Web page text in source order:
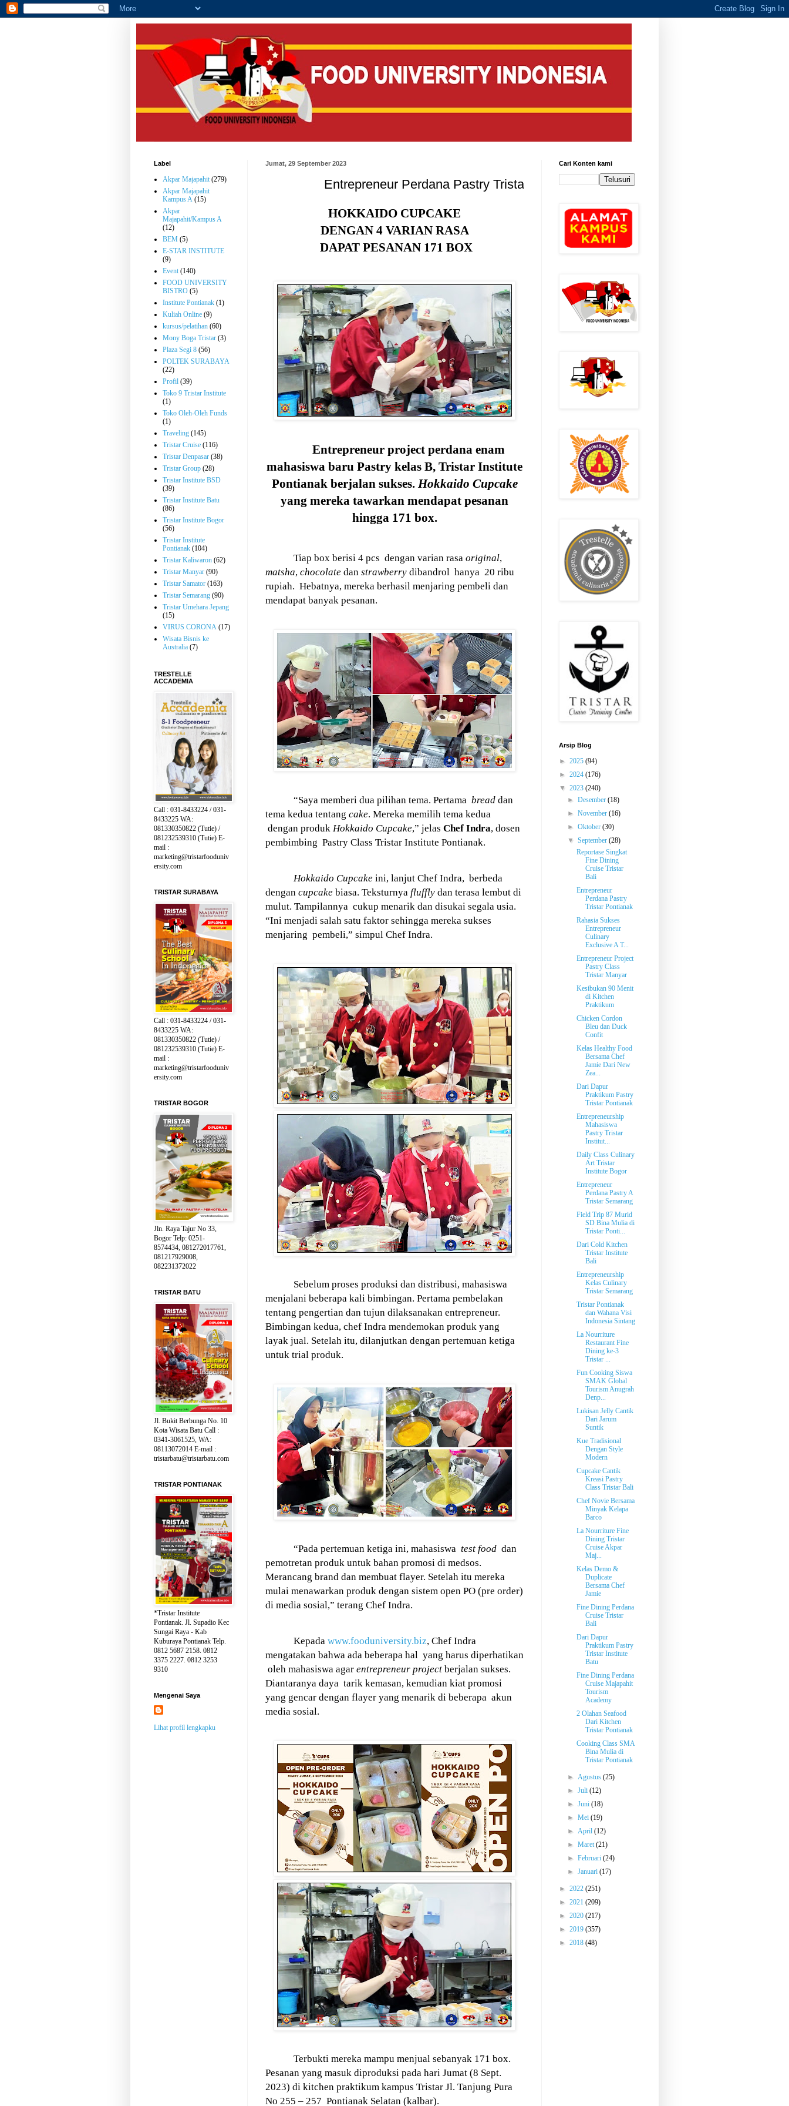
Jumat, 29 September 2023
Entrepreneur Perdana Pastry Tristar Pontianak
HOKKAIDO CUPCAKE
DENGAN 4 VARIAN RASA
DAPAT PESANAN 171 BOX
Entrepreneur project perdana enam
mahasiswa baru Pastry kelas B, Tristar Institute
Pontianak berjalan sukses. Hokkaido Cupcake
yang mereka tawarkan mendapat pesanan
hingga 171 box.
Tiap box berisi 4 pcs dengan varian rasa original,
matsha, chocolate dan strawberry dibandrol hanya 20 ribu
rupiah. Hebatnya, mereka berhasil menjaring pembeli dan
mendapat banyak pesanan.
“Saya memberi dua pilihan tema. Pertama bread dan
tema kedua tentang cake. Mereka memilih tema kedua
dengan produk Hokkaido Cupcake,” jelas Chef Indra, dosen
pembimbing Pastry Class Tristar Institute Pontianak.
Hokkaido Cupcake ini, lanjut Chef Indra, berbeda
dengan cupcake biasa. Teksturnya fluffly dan terasa lembut di
mulut. Tampilannya cukup menarik dan disukai segala usia.
“Ini menjadi salah satu faktor sehingga mereka sukses
menjaring pembeli,” simpul Chef Indra.
Sebelum proses produksi dan distribusi, mahasiswa
menjalani beberapa kali bimbingan. Pertama pembelakan
tentang pengertian dan tujun dilaksanakan entrepreneur.
Bimbingan kedua, chef Indra mendemokan produk yang
layak jual. Setelah itu, dilanjutkan dengan pertemuan ketiga
untuk trial produk.
“Pada pertemuan ketiga ini, mahasiswa test food dan
pemotretan produk untuk bahan promosi di medsos.
Merancang brand dan membuat flayer. Setelah itu mereka
mulai menawarkan produk dengan sistem open PO (pre order)
di media sosial,” terang Chef Indra.
Kepada www.fooduniversity.biz, Chef Indra
mengatakan bahwa ada beberapa hal yang harus diperhatikan
oleh mahasiswa agar entrepreneur project berjalan sukses.
Diantaranya daya tarik kemasan, kemudian kiat promosi
yang gencar dengan flayer yang menarik di beberapa akun
media sosial.
Terbukti mereka mampu menjual sebanyak 171 box.
Pesanan yang masuk diproduksi pada hari Jumat (8 Sept.
2023) di kitchen praktikum kampus Tristar Jl. Tanjung Pura
No 255 – 257 Pontianak Selatan (kalbar).
Label
Akpar Majapahit (279)
Akpar Majapahit
Kampus A (15)
Akpar
Majapahit/Kampus A
(12)
BEM (5)
E-STAR INSTITUTE
(9)
Event (140)
FOOD UNIVERSITY
BISTRO (5)
Institute Pontianak (1)
Kuliah Online (9)
kursus/pelatihan (60)
Mony Boga Tristar (3)
Plaza Segi 8 (56)
POLTEK SURABAYA
(22)
Profil (39)
Toko 9 Tristar Institute
(1)
Toko Oleh-Oleh Funds
(1)
Traveling (145)
Tristar Cruise (116)
Tristar Denpasar (38)
Tristar Group (28)
Tristar Institute BSD
(39)
Tristar Institute Batu
(86)
Tristar Institute Bogor
(56)
Tristar Institute
Pontianak (104)
Tristar Kaliwaron (62)
Tristar Manyar (90)
Tristar Samator (163)
Tristar Semarang (90)
Tristar Umehara Jepang
(15)
VIRUS CORONA (17)
Wisata Bisnis ke
Australia (7)
TRESTELLE
ACCADEMIA
Call : 031-8433224 / 031-
8433225 WA:
081330350822 (Tutie) /
081232539310 (Tutie) E-
mail :
marketing@tristarfooduniv
ersity.com
TRISTAR SURABAYA
Call : 031-8433224 / 031-
8433225 WA:
081330350822 (Tutie) /
081232539310 (Tutie) E-
mail :
marketing@tristarfooduniv
ersity.com
TRISTAR BOGOR
Jln. Raya Tajur No 33,
Bogor Telp: 0251-
8574434, 081272017761,
081217929008,
082231372022
TRISTAR BATU
Jl. Bukit Berbunga No. 10
Kota Wisata Batu Call :
0341-3061525, WA:
08113072014 E-mail :
tristarbatu@tristarbatu.com
TRISTAR PONTIANAK
*Tristar Institute
Pontianak. Jl. Supadio Kec
Sungai Raya - Kab
Kuburaya Pontianak Telp.
0812 5687 2158. 0812
3375 2227. 0812 3253
9310
Mengenai Saya
Lihat profil lengkapku
Cari Konten kami
Arsip Blog
► 2025 (94)
► 2024 (176)
▼ 2023 (240)
►Desember(18)
►November(16)
►Oktober(30)
▼September(28)
Reportase Singkat
Fine Dining
Cruise Tristar
Bali
Entrepreneur
Perdana Pastry
Tristar Pontianak
Rahasia Sukses
Entrepreneur
Culinary
Exclusive A T...
Entrepreneur Project
Pastry Class
Tristar Manyar
Kesibukan 90 Menit
di Kitchen
Praktikum
Chicken Cordon
Bleu dan Duck
Confit
Kelas Healthy Food
Bersama Chef
Jamie Dari New
Zea...
Dari Dapur
Praktikum Pastry
Tristar Pontianak
Entrepreneurship
Mahasiswa
Pastry Tristar
Institut...
Daily Class Culinary
Art Tristar
Institute Bogor
Entrepreneur
Perdana Pastry A
Tristar Semarang
Field Trip 87 Murid
SD Bina Mulia di
Tristar Ponti...
Dari Cold Kitchen
Tristar Institute
Bali
Entrepreneurship
Kelas Culinary
Tristar Semarang
Tristar Pontianak
dan Wahana Visi
Indonesia Sintang
La Nourriture
Restaurant Fine
Dining ke-3
Tristar ...
Fun Cooking Siswa
SMAK Global
Tourism Anugrah
Denp...
Lukisan Jelly Cantik
Dari Jarum
Suntik
Kue Tradisional
Dengan Style
Modern
Cupcake Cantik
Kreasi Pastry
Class Tristar Bali
Chef Novie Bersama
Minyak Kelapa
Barco
La Nourriture Fine
Dining Tristar
Cruise Akpar
Maj...
Kelas Demo &
Duplicate
Bersama Chef
Jamie
Fine Dining Perdana
Cruise Tristar
Bali
Dari Dapur
Praktikum Pastry
Tristar Institute
Batu
Fine Dining Perdana
Cruise Majapahit
Tourism
Academy
2 Olahan Seafood
Dari Kitchen
Tristar Pontianak
Cooking Class SMA
Bina Mulia di
Tristar Pontianak
►Agustus(25)
►Juli(12)
►Juni(18)
►Mei(19)
►April(12)
►Maret(21)
►Februari(24)
►Januari(17)
► 2022 (251)
► 2021 (209)
► 2020 (217)
► 2019 (357)
► 2018 (48)